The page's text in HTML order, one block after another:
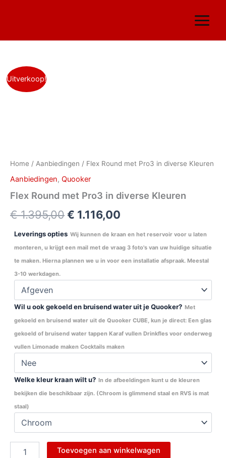
inhoud
Uitverkoop!
Home / Aanbiedingen / Flex Round met Pro3 in diverse Kleuren
Aanbiedingen, Quooker
Flex Round met Pro3 in diverse Kleuren
€1.395,00€ 1.116,00
Leverings opties Wij kunnen de kraan en het reservoir voor u laten
monteren, u krijgt een mail met de vraag 3 foto's van uw huidige situatie
te maken. Hierna plannen we u in voor een installatie afspraak. Meestal
3-10 werkdagen.
Wil u ook gekoeld en bruisend water uit je Quooker? Met
gekoeld en bruisend water uit de Quooker CUBE, kun je direct: Een glas
gekoeld of bruisend water tappen Karaf vullen Drinkfles voor onderweg
vullen Limonade maken Cocktails maken
Welke kleur kraan wilt u? In de afbeeldingen kunt u de kleuren
bekijken die beschikbaar zijn. (Chroom is glimmend staal en RVS is mat
staal)
Flex
Round
met
Toevoegen aan winkelwagen